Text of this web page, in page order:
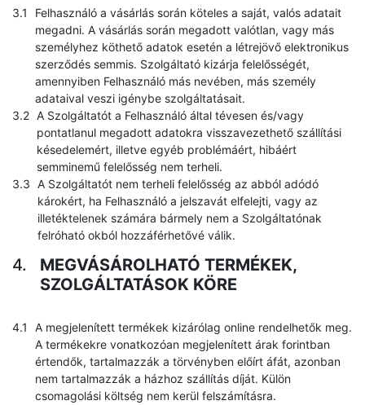
Felhasználó a vásárlás során köteles a saját, valós adatait
megadni. A vásárlás során megadott valótlan, vagy más
személyhez köthető adatok esetén a létrejövő elektronikus
szerződés semmis. Szolgáltató kizárja felelősségét,
amennyiben Felhasználó más nevében, más személy
adataival veszi igénybe szolgáltatásait.
A Szolgáltatót a Felhasználó által tévesen és/vagy
pontatlanul megadott adatokra visszavezethető szállítási
késedelemért, illetve egyéb problémáért, hibáért
semminemű felelősség nem terheli.
A Szolgáltatót nem terheli felelősség az abból adódó
károkért, ha Felhasználó a jelszavát elfelejti, vagy az
illetéktelenek számára bármely nem a Szolgáltatónak
felróható okból hozzáférhetővé válik.
MEGVÁSÁROLHATÓ TERMÉKEK,
SZOLGÁLTATÁSOK KÖRE
A megjelenített termékek kizárólag online rendelhetők meg.
A termékekre vonatkozóan megjelenített árak forintban
értendők, tartalmazzák a törvényben előírt áfát, azonban
nem tartalmazzák a házhoz szállítás díját. Külön
csomagolási költség nem kerül felszámításra.